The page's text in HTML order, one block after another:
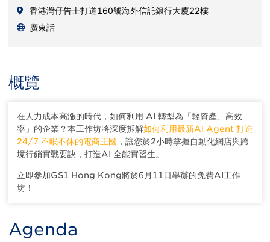
香港灣仔告士打道160號海外信託銀行大廈22樓
廣東話
概覽
在人力成本高漲的時代，如何利用 AI 轉型為「輕資產、高效
率」的企業？本工作坊將深度拆解如何利用最新AI Agent 打造
24/7 不眠不休的電商王國 ，讓您於2小時掌握自動化網店與跨
境行銷實戰要訣，打造AI 全能實習生。
立即參加GS1 Hong Kong將於6月11日舉辦的免費AI工作
坊！
Agenda